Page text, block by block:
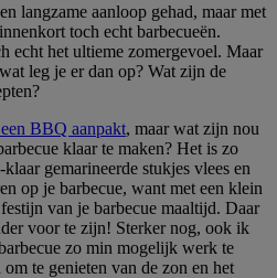
langzame aanloop gehad, maar met
toch echt barbecueën.
echt het ultieme zomergevoel. Maar
leg je er dan op? Wat zijn de
BBQ aanpakt, maar wat zijn nou
klaar te maken? Het is zo
gemarineerde stukjes vlees en
op je barbecue, want met een klein
van je barbecue maaltijd. Daar
voor te zijn! Sterker nog, ook ik
zo min mogelijk werk te
te genieten van de zon en het